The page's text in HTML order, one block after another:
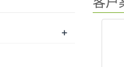
+